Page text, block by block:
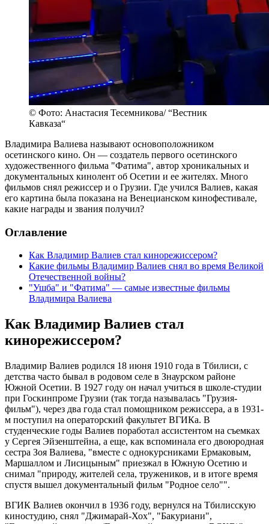
© Фото: Анастасия Тесемникова/ “Вестник
Кавказа“
Владимира Валиева называют основоположником
осетинского кино. Он — создатель первого осетинского
художественного фильма "Фатима", автор хроникальных и
документальных кинолент об Осетии и ее жителях. Много
фильмов снял режиссер и о Грузии. Где учился Валиев, какая
его картина была показана на Венецианском кинофестивале,
какие награды и звания получил?
Оглавление
Как Владимир Валиев стал кинорежиссером?
Какие фильмы Владимир Валиев снял во время Великой
Отечественной войны?
"Ушба" и "Фатима" — самые известные фильмы
Владимира Валиева
Как Владимир Валиев стал
кинорежиссером?
Владимир Валиев родился 18 июня 1910 года в Тбилиси, с
детства часто бывал в родовом селе в Знаурском районе
Южной Осетии. В 1927 году он начал учиться в школе-студии
при Госкинпроме Грузии (так тогда называлась "Грузия-
фильм"), через два года стал помощником режиссера, а в 1931-
м поступил на операторский факультет ВГИКа. В
студенческие годы Валиев поработал ассистентом на съемках
у Сергея Эйзенштейна, а еще, как вспоминала его двоюродная
сестра Зоя Валиева, "вместе с однокурсниками Ермаковым,
Маршаллом и Лисицыным" приезжал в Южную Осетию и
снимал "природу, жителей села, тружеников, и в итоге время
спустя вышел документальный фильм "Родное село"".
ВГИК Валиев окончил в 1936 году, вернулся на Тбилисскую
киностудию, снял "Джимарай-Хох", "Бакуриани",